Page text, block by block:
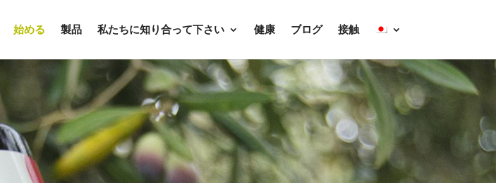
始める 製品 私たちに知り合って下さい 健康 ブログ 接触